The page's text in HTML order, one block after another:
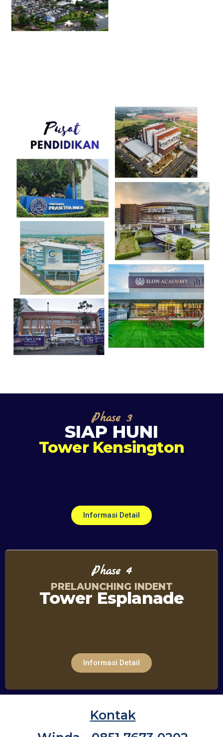
Phase 3
SIAP HUNI
Tower Kensington
Informasi Detail
Phase 4
PRELAUNCHING INDENT
Tower Esplanade
Informasi Detail
Kontak